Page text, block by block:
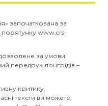
започаткована за
порятунку www.crs-
за умови
передрук лонгрідів –
критику,
тексти ви можете,